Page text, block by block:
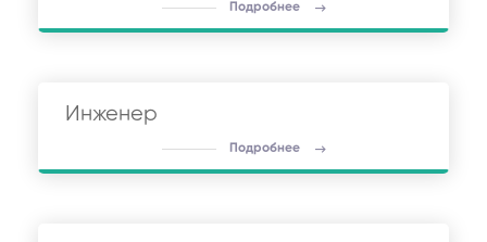
Подробнее
Инженер
Подробнее